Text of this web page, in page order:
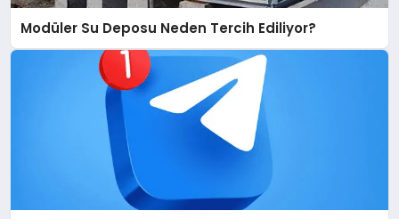
Modüler Su Deposu Neden Tercih Ediliyor?